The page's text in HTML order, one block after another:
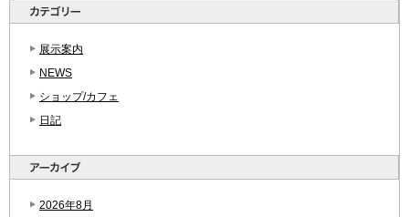
展示案内
NEWS
ショップ/カフェ
日記
2026年8月